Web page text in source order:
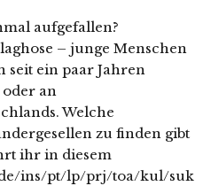
aufgefallen?
– junge Menschen
seit ein paar Jahren
an
Welche
zu finden gibt
ihr in diesem
ins/pt/lp/prj/toa/kul/suk/